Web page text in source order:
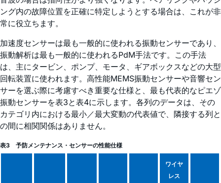
ング内の故障位置を正確に特定しようとする場合は、これが非
常に役立ちます。
加速度センサーは最も一般的に使われる振動センサーであり、
振動解析は最も一般的に使われるPdM手法です。この手法
は、主にタービン、ポンプ、モータ、ギアボックスなどの大型
回転装置に使われます。高性能MEMS振動センサーや音響セン
サーを選ぶ際に考慮すべき重要な仕様と、最も代表的なピエゾ
振動センサーを表3と表4に示します。各列のデータは、その
カテゴリ内における最小／最大変動の代表値で、隣接する列と
の間に相関関係はありません。
表3 予防メンテナンス・センサーの性能仕様
ワイヤ
レス